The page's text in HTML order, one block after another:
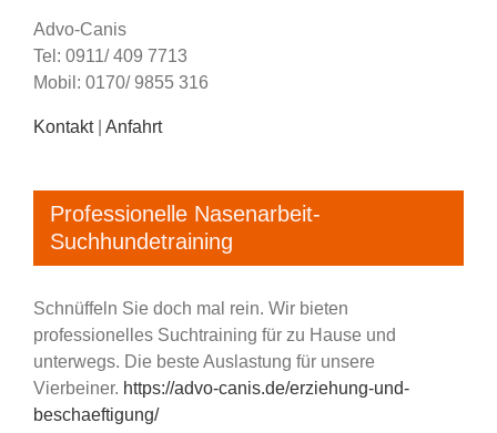
Advo-Canis
Tel: 0911/ 409 7713
Mobil: 0170/ 9855 316
Kontakt| Anfahrt
Professionelle Nasenarbeit-
Suchhundetraining
Schnüffeln Sie doch mal rein. Wir bieten
professionelles Suchtraining für zu Hause und
unterwegs. Die beste Auslastung für unsere
Vierbeiner. https://advo-canis.de/erziehung-und-
beschaeftigung/